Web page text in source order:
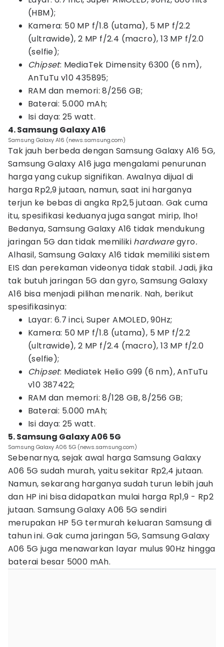
(HBM);
Kamera: 50 MP f/1.8 (utama), 5 MP f/2.2
(ultrawide), 2 MP f/2.4 (macro), 13 MP f/2.0
(selfie);
Chipset: MediaTek Dimensity 6300 (6 nm),
AnTuTu v10 435895;
RAM dan memori: 8/256 GB;
Baterai: 5.000 mAh;
Isi daya: 25 watt.
4. Samsung Galaxy A16
Samsung Galaxy A16 (news.samsung.com)
Tak jauh berbeda dengan Samsung Galaxy A16 5G,
Samsung Galaxy A16 juga mengalami penurunan
harga yang cukup signifikan. Awalnya dijual di
harga Rp2,9 jutaan, namun, saat ini harganya
terjun ke bebas di angka Rp2,5 jutaan. Gak cuma
itu, spesifikasi keduanya juga sangat mirip, lho!
Bedanya, Samsung Galaxy A16 tidak mendukung
jaringan 5G dan tidak memiliki hardwaregyro.
Alhasil, Samsung Galaxy A16 tidak memiliki sistem
EIS dan perekaman videonya tidak stabil. Jadi, jika
tak butuh jaringan 5G dan gyro, Samsung Galaxy
A16 bisa menjadi pilihan menarik. Nah, berikut
spesifikasinya:
Layar: 6.7 inci, Super AMOLED, 90Hz;
Kamera: 50 MP f/1.8 (utama), 5 MP f/2.2
(ultrawide), 2 MP f/2.4 (macro), 13 MP f/2.0
(selfie);
Chipset: Mediatek Helio G99 (6 nm), AnTuTu
v10 387422;
RAM dan memori: 8/128 GB, 8/256 GB;
Baterai: 5.000 mAh;
Isi daya: 25 watt.
5. Samsung Galaxy A06 5G
Samsung Galaxy A06 5G (news.samsung.com)
Sebenarnya, sejak awal harga Samsung Galaxy
A06 5G sudah murah, yaitu sekitar Rp2,4 jutaan.
Namun, sekarang harganya sudah turun lebih jauh
dan HP ini bisa didapatkan mulai harga Rp1,9 - Rp2
jutaan. Samsung Galaxy A06 5G sendiri
merupakan HP 5G termurah keluaran Samsung di
tahun ini. Gak cuma jaringan 5G, Samsung Galaxy
A06 5G juga menawarkan layar mulus 90Hz hingga
baterai besar 5000 mAh.